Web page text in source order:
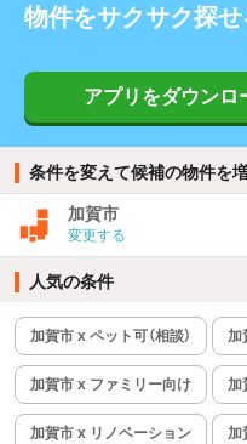
物件をサクサク探せ
アプリをダウンロ
条件を変えて候補の物件を
加賀市
変更する
人気の条件
加賀市 x ペット可（相談） 加
加賀市 x ファミリー向け 加
加賀市 x リノベーション 加